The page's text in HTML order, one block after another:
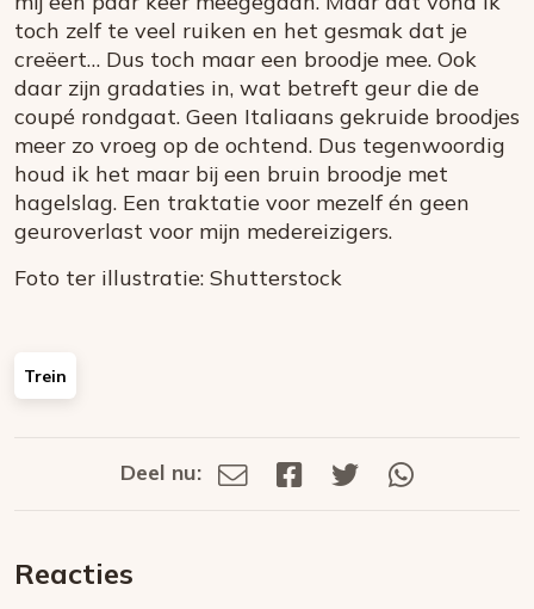
toch zelf te veel ruiken en het gesmak dat je
creëert… Dus toch maar een broodje mee. Ook
daar zijn gradaties in, wat betreft geur die de
coupé rondgaat. Geen Italiaans gekruide broodjes
meer zo vroeg op de ochtend. Dus tegenwoordig
houd ik het maar bij een bruin broodje met
hagelslag. Een traktatie voor mezelf én geen
geuroverlast voor mijn medereizigers.
Foto ter illustratie: Shutterstock
Trein
Deel
Deel nu:
Deel
Deel
Deel
Reacties